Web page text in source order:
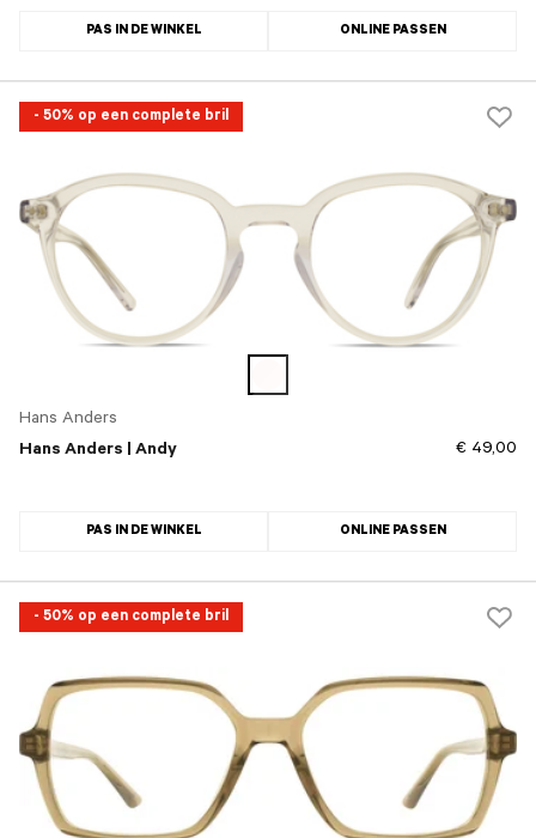
PAS IN DE WINKEL ONLINE PASSEN
- 50% op een complete bril
Hans Anders
Hans Anders | Andy
€ 49,00
PAS IN DE WINKEL ONLINE PASSEN
- 50% op een complete bril